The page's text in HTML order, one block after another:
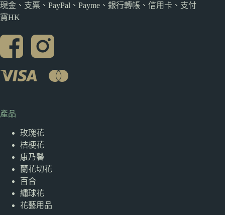
現金、支票、PayPal、Payme、銀行轉帳、信用卡、支付
寶HK
產品
玫瑰花
桔梗花
康乃馨
蘭花切花
百合
繡球花
花藝用品